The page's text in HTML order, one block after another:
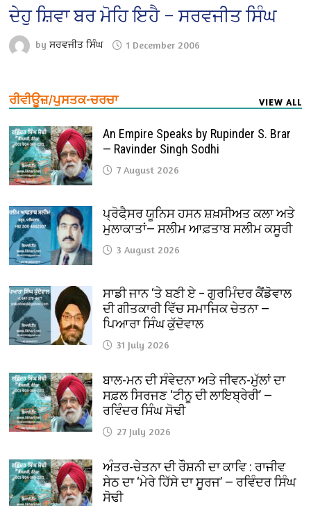
ਦੇਹੁ ਸ਼ਿਵਾ ਬਰ ਮੋਹਿ ਇਹੈ – ਸਰਵਜੀਤ ਸਿੰਘ
byਸਰਵਜੀਤ ਸਿੰਘ 1 December 2006
ਰੀਵੀਊਜ਼/ਪੁਸਤਕ-ਚਰਚਾ VIEW ALL
An Empire Speaks by Rupinder S. Brar
— Ravinder Singh Sodhi
7 August 2026
ਪ੍ਰੋਫੈ਼ਸਰ ਯੂਨਿਸ ਹਸਨ ਸ਼ਖ਼ਸੀਅਤ ਕਲਾ ਅਤੇ
ਮੁਲਾਕਾਤਾਂ— ਸਲੀਮ ਆਫ਼ਤਾਬ ਸਲੀਮ ਕਸੂਰੀ
3 August 2026
ਸਾਡੀ ਜਾਨ ‘ਤੇ ਬਣੀ ਏ – ਗੁਰਮਿੰਦਰ ਕੈਂਡੋਵਾਲ
ਦੀ ਗੀਤਕਾਰੀ ਵਿੱਚ ਸਮਾਜਿਕ ਚੇਤਨਾ —
ਪਿਆਰਾ ਸਿੰਘ ਕੁੱਦੋਵਾਲ
31 July 2026
ਬਾਲ-ਮਨ ਦੀ ਸੰਵੇਦਨਾ ਅਤੇ ਜੀਵਨ-ਮੁੱਲਾਂ ਦਾ
ਸਫ਼ਲ ਸਿਰਜਣ ‘ਟੀਨੂ ਦੀ ਲਾਇਬ੍ਰੇਰੀ’ —
ਰਵਿੰਦਰ ਸਿੰਘ ਸੋਢੀ
27 July 2026
ਅੰਤਰ-ਚੇਤਨਾ ਦੀ ਰੌਸ਼ਨੀ ਦਾ ਕਾਵਿ : ਰਾਜੀਵ
ਸੇਠ ਦਾ ‘ਮੇਰੇ ਹਿੱਸੇ ਦਾ ਸੂਰਜ’ — ਰਵਿੰਦਰ ਸਿੰਘ
ਸੋਢੀ